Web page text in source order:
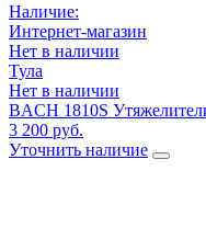
Наличие:
Интернет-магазин
Нет в наличии
Тула
Нет в наличии
BACH 1810S
3 200 руб.
Уточнить наличие